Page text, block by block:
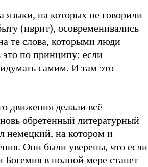
на которых не говорили
(иврит), осовременивались
те слова, которыми люди
это по принципу: если
самим. И там это
движения делали всё
обретенный литературный
немецкий, на котором и
Они были уверены, что если
Богемия в полной мере станет